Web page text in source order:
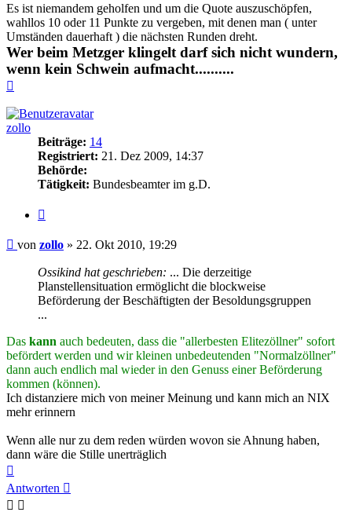
Es ist niemandem geholfen und um die Quote auszuschöpfen,
wahllos 10 oder 11 Punkte zu vergeben, mit denen man ( unter
Umständen dauerhaft ) die nächsten Runden dreht.
Wer beim Metzger klingelt darf sich nicht wundern,
wenn kein Schwein aufmacht..........
zollo
Beiträge: 14
Registriert: 21. Dez 2009, 14:37
Behörde:
Tätigkeit: Bundesbeamter im g.D.
Beitrag
von zollo » 22. Okt 2010, 19:29
Ossikind hat geschrieben: ... Die derzeitige
Planstellensituation ermöglicht die blockweise
Beförderung der Beschäftigten der Besoldungsgruppen
...
Das kann auch bedeuten, dass die "allerbesten Elitezöllner" sofort
befördert werden und wir kleinen unbedeutenden "Normalzöllner"
dann auch endlich mal wieder in den Genuss einer Beförderung
kommen (können).
Ich distanziere mich von meiner Meinung und kann mich an NIX
mehr erinnern
Wenn alle nur zu dem reden würden wovon sie Ahnung haben,
dann wäre die Stille unerträglich
oben
Antworten